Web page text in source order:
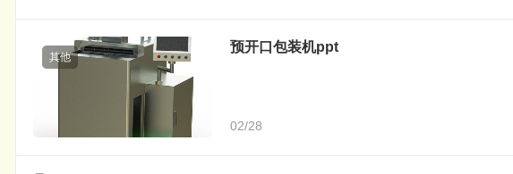
其他
预开口包装机ppt
02/28